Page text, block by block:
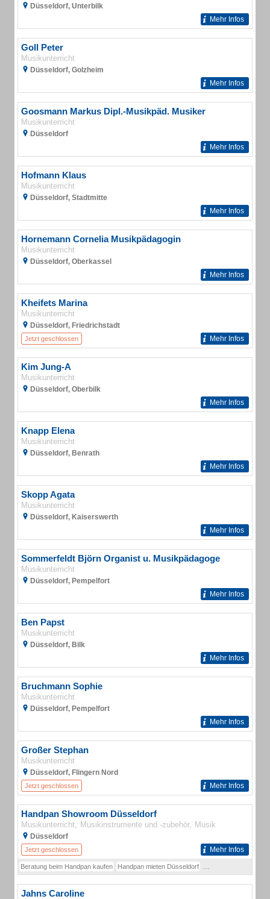
Düsseldorf, Unterbilk
Mehr Infos
Goll Peter
Musikunterricht
Düsseldorf, Golzheim
Mehr Infos
Goosmann Markus Dipl.-Musikpäd. Musiker
Musikunterricht
Düsseldorf
Mehr Infos
Hofmann Klaus
Musikunterricht
Düsseldorf, Stadtmitte
Mehr Infos
Hornemann Cornelia Musikpädagogin
Musikunterricht
Düsseldorf, Oberkassel
Mehr Infos
Kheifets Marina
Musikunterricht
Düsseldorf, Friedrichstadt
Jetzt geschlossen Mehr Infos
Kim Jung-A
Musikunterricht
Düsseldorf, Oberbilk
Mehr Infos
Knapp Elena
Musikunterricht
Düsseldorf, Benrath
Mehr Infos
Skopp Agata
Musikunterricht
Düsseldorf, Kaiserswerth
Mehr Infos
Sommerfeldt Björn Organist u. Musikpädagoge
Musikunterricht
Düsseldorf, Pempelfort
Mehr Infos
Ben Papst
Musikunterricht
Düsseldorf, Bilk
Mehr Infos
Bruchmann Sophie
Musikunterricht
Düsseldorf, Pempelfort
Mehr Infos
Großer Stephan
Musikunterricht
Düsseldorf, Flingern Nord
Jetzt geschlossen Mehr Infos
Handpan Showroom Düsseldorf
Musikunterricht Musikinstrumente und -zubehör Musik
Düsseldorf
Jetzt geschlossen Mehr Infos
Beratung beim Handpan kaufen Handpan mieten Düsseldorf
Jahns Caroline